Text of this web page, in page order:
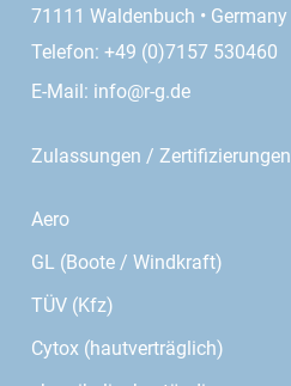
71111 Waldenbuch • Germany
Telefon: +49 (0)7157 530460
E-Mail: info@r-g.de
Zulassungen / Zertifizierungen
Aero
GL (Boote / Windkraft)
TÜV (Kfz)
Cytox (hautverträglich)